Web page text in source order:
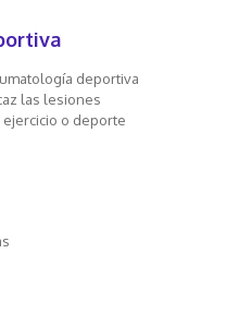
deportiva
las lesiones
o deporte